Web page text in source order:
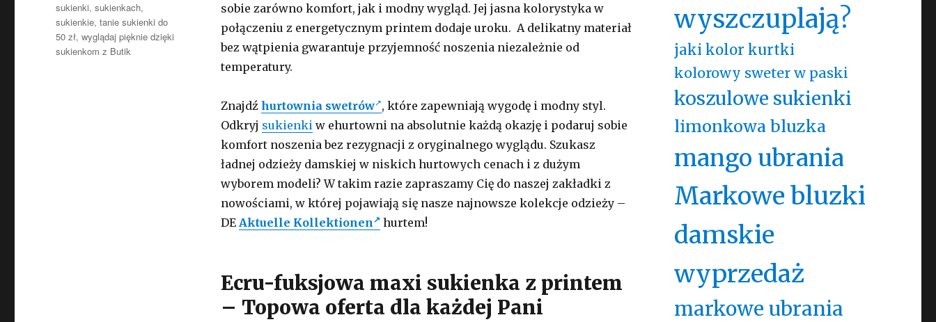
sobie zarówno komfort, jak i modny wygląd. Jej jasna kolorystyka w
połączeniu z energetycznym printem dodaje uroku. A delikatny materiał
bez wątpienia gwarantuje przyjemność noszenia niezależnie od
temperatury.
Znajdź hurtownia swetrów , które zapewniają wygodę i modny styl.
Odkryj sukienkiw ehurtowni na absolutnie każdą okazję i podaruj sobie
komfort noszenia bez rezygnacji z oryginalnego wyglądu. Szukasz
ładnej odzieży damskiej w niskich hurtowych cenach i z dużym
wyborem modeli? W takim razie zapraszamy Cię do naszej zakładki z
nowościami, w której pojawiają się nasze najnowsze kolekcje odzieży –
DE Aktuelle Kollektionen hurtem!
Ecru-fuksjowa maxi sukienka z printem
– Topowa oferta dla każdej Pani
sukienki,sukienkach,
sukienkie,tanie sukienki do
50 zł,wyglądaj pięknie dzięki
sukienkom z Butik
wyszczuplają?
jaki kolor kurtki
kolorowy sweter w paski
koszulowe sukienki
limonkowa bluzka
mango ubrania
Markowe bluzki
damskie
wyprzedaż
markowe ubrania